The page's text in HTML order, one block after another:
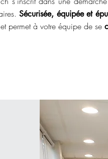
Sécurisée, équipée et
permet à votre équipe de se